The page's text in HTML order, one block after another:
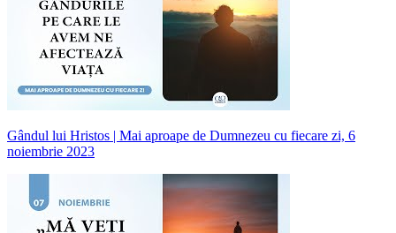
Gândul lui Hristos | Mai aproape de Dumnezeu cu fiecare zi, 6
noiembrie 2023